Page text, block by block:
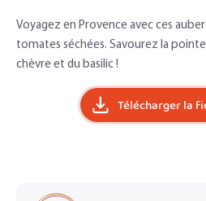
Voyagez en Provence avec ces
tomates séchées. Savourez la
chèvre et du basilic !
Télécharger la